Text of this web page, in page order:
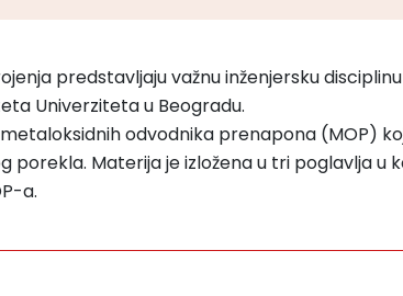
predstavljaju važnu inženjersku
Univerziteta u Beogradu.
odvodnika prenapona (MOP)
Materija je izložena u tri poglavlja
a.